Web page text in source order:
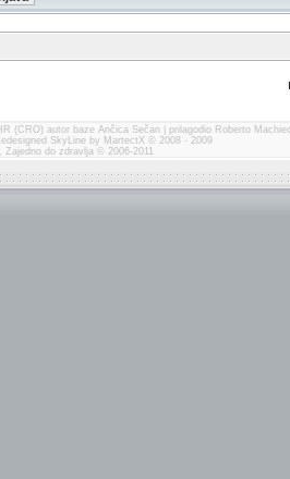
(CRO) autor baze Ančica Sečan | prilagodio Roberto
SkyLine by MartectX © 2008 - 2009
Zajedno do zdravlja © 2006-2011